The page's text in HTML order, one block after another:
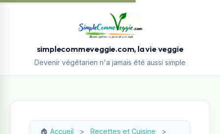
simplecommeveggie.com, la vie veggie
Devenir végétarien n'a jamais été aussi simple
🏠 Accueil > Recettes et Cuisine >